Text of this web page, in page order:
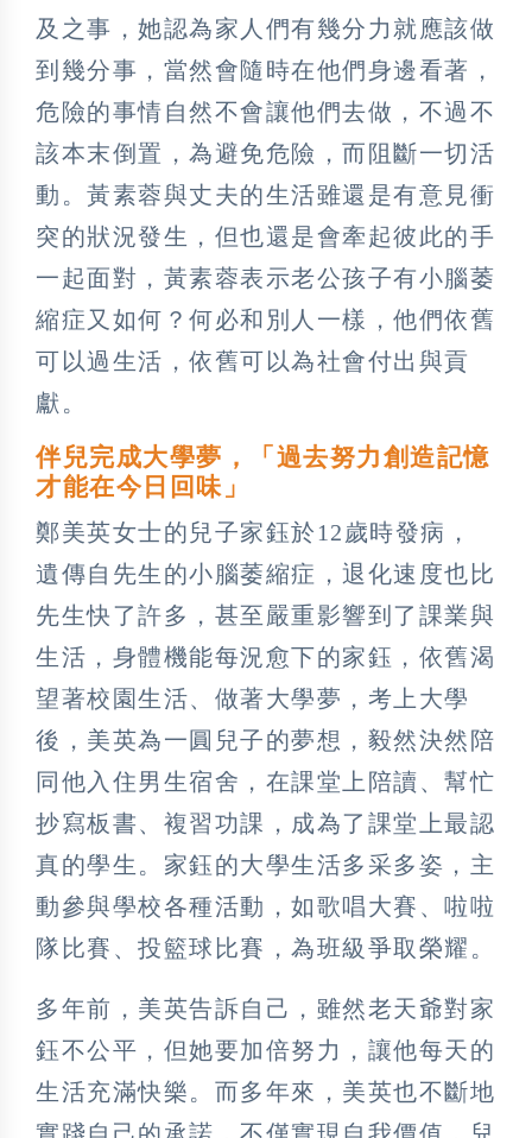
及之事，她認為家人們有幾分力就應該做
到幾分事，當然會隨時在他們身邊看著，
危險的事情自然不會讓他們去做，不過不
該本末倒置，為避免危險，而阻斷一切活
動。黃素蓉與丈夫的生活雖還是有意見衝
突的狀況發生，但也還是會牽起彼此的手
一起面對，黃素蓉表示老公孩子有小腦萎
縮症又如何？何必和別人一樣，他們依舊
可以過生活，依舊可以為社會付出與貢
獻。
伴兒完成大學夢，「過去努力創造記憶
才能在今日回味」
鄭美英女士的兒子家鈺於12歲時發病，
遺傳自先生的小腦萎縮症，退化速度也比
先生快了許多，甚至嚴重影響到了課業與
生活，身體機能每況愈下的家鈺，依舊渴
望著校園生活、做著大學夢，考上大學
後，美英為一圓兒子的夢想，毅然決然陪
同他入住男生宿舍，在課堂上陪讀、幫忙
抄寫板書、複習功課，成為了課堂上最認
真的學生。家鈺的大學生活多采多姿，主
動參與學校各種活動，如歌唱大賽、啦啦
隊比賽、投籃球比賽，為班級爭取榮耀。
多年前，美英告訴自己，雖然老天爺對家
鈺不公平，但她要加倍努力，讓他每天的
生活充滿快樂。而多年來，美英也不斷地
實踐自己的承諾，不僅實現自我價值，兒